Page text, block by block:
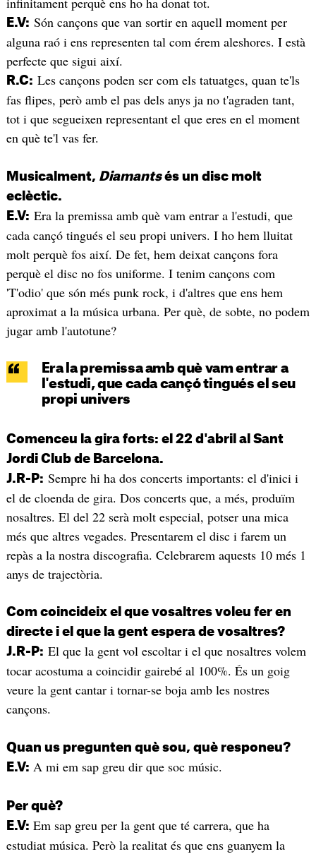
E.V: Són cançons que van sortir en aquell moment per
alguna raó i ens representen tal com érem aleshores. I està
perfecte que sigui així.
R.C: Les cançons poden ser com els tatuatges, quan te'ls
fas flipes, però amb el pas dels anys ja no t'agraden tant,
tot i que segueixen representant el que eres en el moment
en què te'l vas fer.
Musicalment, Diamantsés un disc molt
eclèctic.
E.V: Era la premissa amb què vam entrar a l'estudi, que
cada cançó tingués el seu propi univers. I ho hem lluitat
molt perquè fos així. De fet, hem deixat cançons fora
perquè el disc no fos uniforme. I tenim cançons com
'T'odio' que són més punk rock, i d'altres que ens hem
aproximat a la música urbana. Per què, de sobte, no podem
jugar amb l'autotune?
Era la premissa amb què vam entrar a
l'estudi, que cada cançó tingués el seu
propi univers
Comenceu la gira forts: el 22 d'abril al Sant
Jordi Club de Barcelona.
J.R-P: Sempre hi ha dos concerts importants: el d'inici i
el de cloenda de gira. Dos concerts que, a més, produïm
nosaltres. El del 22 serà molt especial, potser una mica
més que altres vegades. Presentarem el disc i farem un
repàs a la nostra discografia. Celebrarem aquests 10 més 1
anys de trajectòria.
Com coincideix el que vosaltres voleu fer en
directe i el que la gent espera de vosaltres?
J.R-P: El que la gent vol escoltar i el que nosaltres volem
tocar acostuma a coincidir gairebé al 100%. És un goig
veure la gent cantar i tornar-se boja amb les nostres
cançons.
Quan us pregunten què sou, què responeu?
E.V: A mi em sap greu dir que soc músic.
Per què?
E.V: Em sap greu per la gent que té carrera, que ha
estudiat música. Però la realitat és que ens guanyem la